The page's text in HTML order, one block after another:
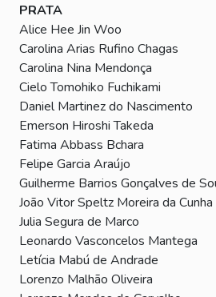
PRATA
Alice Hee Jin Woo
Carolina Arias Rufino Chagas
Carolina Nina Mendonça
Cielo Tomohiko Fuchikami
Daniel Martinez do Nascimento
Emerson Hiroshi Takeda
Fatima Abbass Bchara
Felipe Garcia Araújo
Guilherme Barrios Gonçalves de
João Vitor Speltz Moreira da Cunha
Julia Segura de Marco
Leonardo Vasconcelos Mantega
Letícia Mabú de Andrade
Lorenzo Malhão Oliveira